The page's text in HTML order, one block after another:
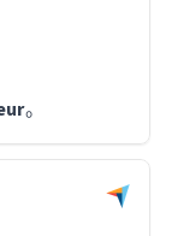
及时响应。
程，而非软
豫地向任何需
。